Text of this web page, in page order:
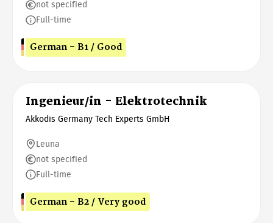
not specified
Full-time
German - B1 / Good
Ingenieur/in - Elektrotechnik
Akkodis Germany Tech Experts GmbH
Leuna
not specified
Full-time
German - B2 / Very good